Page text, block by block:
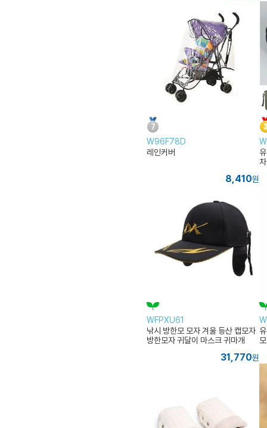
W96F78D
레인커버
8,410원
WFPXU61
낚시 방한모 모자 겨울 등산 캡모자
방한모자 귀달이 마스크 귀마개
31,770원